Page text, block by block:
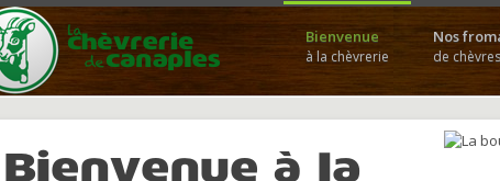
Bienvenue
à la chèvrerie
Nos
de chèvres
Bienvenue à la